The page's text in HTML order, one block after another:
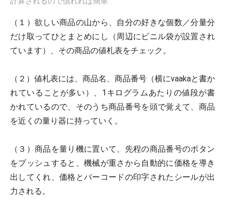
（１）欲しい商品の山から、自分の好きな個数／分量分
だけ取ってひとまとめにし（周辺にビニル袋が設置され
ています）、その商品の値札表をチェック。
（２）値札表には、商品名、商品番号（横にvaakaと書か
れていることが多い）、1キログラムあたりの値段が書
かれているので、そのうち商品番号を頭で覚えて、商品
を近くの量り器に持っていく。
（３）商品を量り機に置いて、先程の商品番号のボタン
をプッシュすると、機械が重さから自動的に価格を導き
出してくれ、価格とバーコードの印字されたシールが出
力される。